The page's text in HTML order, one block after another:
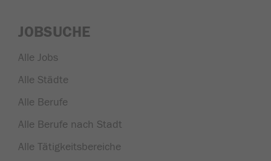
JOBSUCHE
Alle Jobs
Alle Städte
Alle Berufe
Alle Berufe nach Stadt
Alle Tätigkeitsbereiche